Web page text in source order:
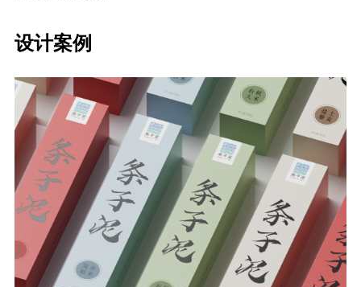
设计案例